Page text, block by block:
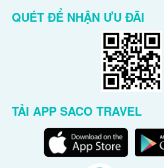
QUÉT ĐỂ NHẬN ƯU ĐÃI
TẢI APP SACO TRAVEL